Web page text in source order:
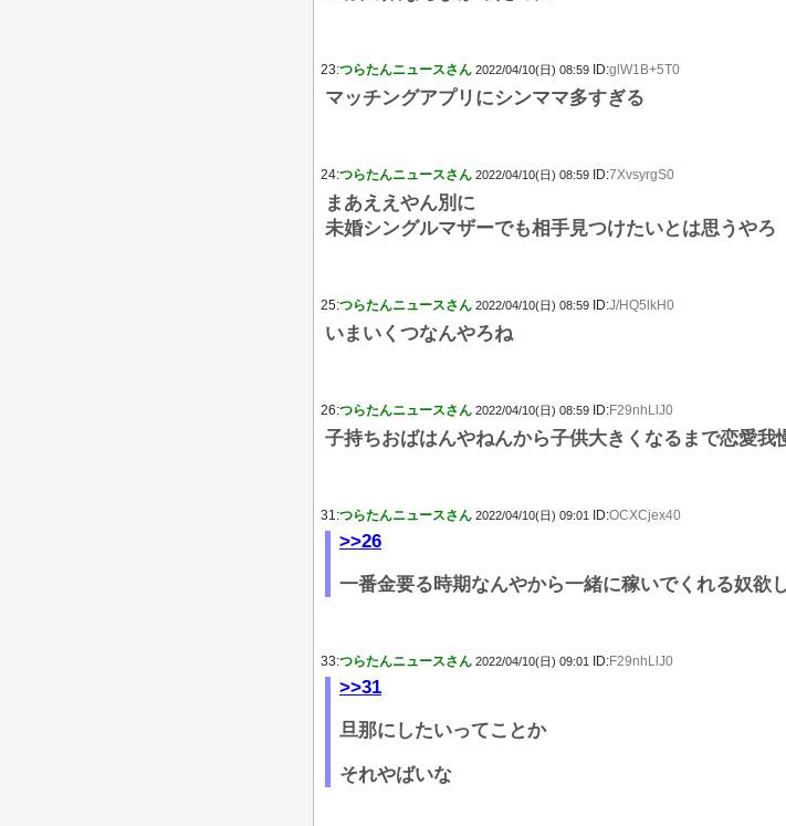
23:つらたんニュースさん 2022/04/10(日) 08:59 ID:glW1B+5T0
マッチングアプリにシンママ多すぎる
24:つらたんニュースさん 2022/04/10(日) 08:59 ID:7XvsyrgS0
まあええやん別に
未婚シングルマザーでも相手見つけたいとは思うやろ
25:つらたんニュースさん 2022/04/10(日) 08:59 ID:J/HQ5lkH0
いまいくつなんやろね
26:つらたんニュースさん 2022/04/10(日) 08:59 ID:F29nhLlJ0
子持ちおばはんやねんから子供大きくなるまで恋愛我
31:つらたんニュースさん 2022/04/10(日) 09:01 ID:OCXCjex40
>>26
一番金要る時期なんやから一緒に稼いでくれる奴欲
33:つらたんニュースさん 2022/04/10(日) 09:01 ID:F29nhLlJ0
>>31
旦那にしたいってことか
それやばいな